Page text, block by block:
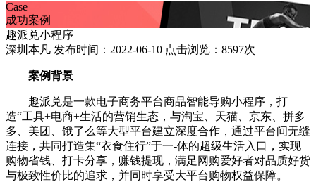
Case
成功案例
趣派兑小程序
深圳本凡 发布时间：2022-06-10 点击浏览：8597次
案例背景
趣派兑是一款电子商务平台商品智能导购小程序，打
造“工具+电商+生活的营销生态，与淘宝、天猫、京东、拼多
多、美团、饿了么等大型平台建立深度合作，通过平台间无缝
连接，共同打造集“衣食住行”于一-体的超级生活入口，实现
购物省钱、打卡分享，赚钱提现，满足网购爱好者对品质好货
与极致性价比的追求，并同时享受大平台购物权益保障。